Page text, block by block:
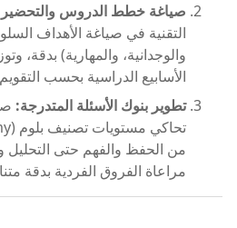
صياغة خطط الدروس
التقنية في صياغة الأهداف
والوجدانية، والمهارية) بدقة،
الأسابيع الدراسية بحسب
تطوير بنوك الأسئلة المتدرجة:
من الحفظ والفهم حتى التحليل
مراعاة الفروق الفردية بدقة